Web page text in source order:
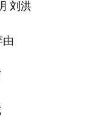
刘洪
由